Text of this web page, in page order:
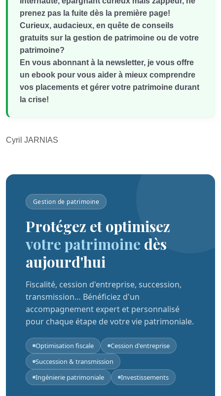
prenez pas la fuite dès la première page!
Curieux, audacieux, en quête de conseils
gratuits sur la gestion de patrimoine ou de votre
patrimoine?
En vous abonnant à la newsletter, je vous offre
un ebook pour vous aider à mieux comprendre
vos placements et gérer votre patrimoine durant
la crise!
Cyril JARNIAS
Gestion de patrimoine
Protégez et optimisez
votre patrimoine dès
aujourd'hui
Fiscalité, cession d'entreprise, succession,
transmission… Bénéficiez d'un
accompagnement expert et personnalisé
pour chaque étape de votre vie patrimoniale.
Optimisation fiscale
Cession d'entreprise
Succession & transmission
Ingénierie patrimoniale
Investissements